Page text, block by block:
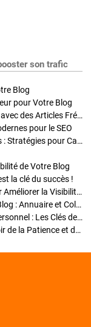
son trafic
Blog
pour Votre Blog
Stratégies de Publication : Boostez Votre Blog avec des Articles Fréquents et Exclusifs
pour le SEO
Enrichir Vos Articles avec des Contenus Riches : Stratégies pour Captiver et Optimiser
de Votre Blog
la clé du succès !
Optimisation SEO des Articles : Stratégies pour Améliorer la Visibilité de Votre Blog
Stratégies pour améliorer la visibilité de votre Blog : Annuaire et Collaborations
Pourquoi Investir dans un Nom de Domaine Personnel : Les Clés de la Réussite de Votre Blog
Comment Faire Émerger Votre Blog : Le Pouvoir de la Patience et de la Persévérance